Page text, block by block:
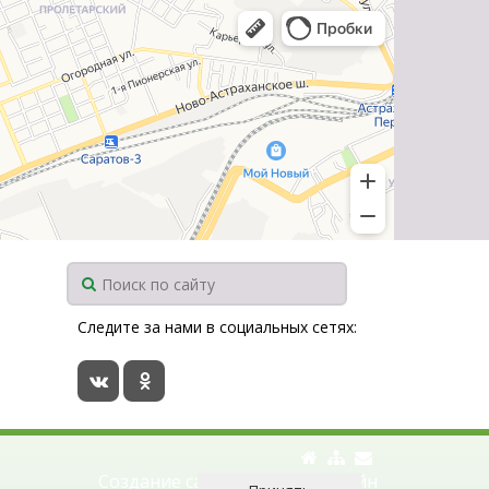
Следите за нами в социальных сетях:
Создание сайтов —